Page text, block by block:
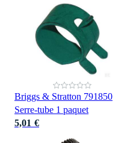
Briggs & Stratton 791850
Serre-tube 1 paquet
5,01 €